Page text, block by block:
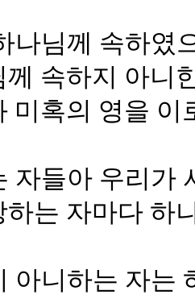
님께 속하였
께 속하지 아니
미혹의 영을 이
들아 우리가
하는 자마다 하
니하는 자는